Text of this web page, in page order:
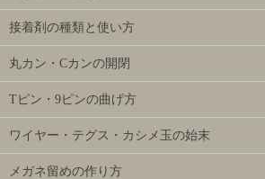
接着剤の種類と使い方
丸カン・Cカンの開閉
Tピン・9ピンの曲げ方
ワイヤー・テグス・カシメ玉の始末
メガネ留めの作り方